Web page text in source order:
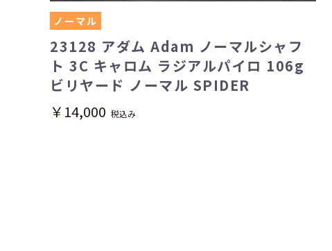
ノーマル
23128 アダム Adam ノーマルシャフ
ト 3C キャロム ラジアルパイロ 106g
ビリヤード ノーマル SPIDER
￥14,000 税込み